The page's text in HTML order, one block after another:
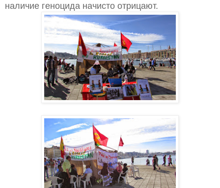
наличие геноцида начисто отрицают.